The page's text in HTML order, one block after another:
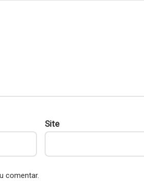
Site
comentar.